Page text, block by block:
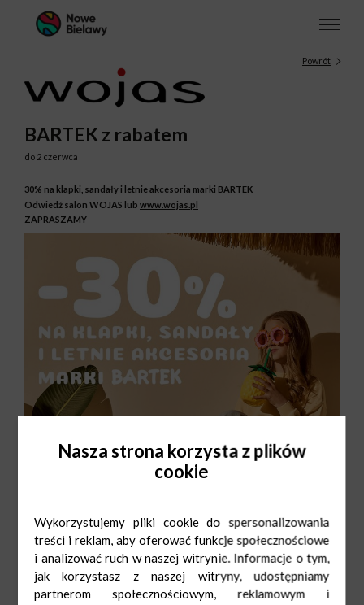
Powrót
BARTEK z rabatem
do 2 czerwca
30% na klapki, sandały i letnie akcesoria marki BARTEK
Odwiedź salon WOJAS lub www.wojas.pl
ZAPRASZAMY
Nasza strona korzysta z plików
cookie
Wykorzystujemy pliki cookie do spersonalizowania
treści i reklam, aby oferować funkcje społecznościowe
i analizować ruch w naszej witrynie. Informacje o tym,
jak korzystasz z naszej witryny, udostępniamy
partnerom społecznościowym, reklamowym i